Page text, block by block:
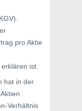
pro Aktie
ist.
hat in der
Verhältnis